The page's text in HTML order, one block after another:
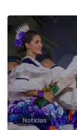
Noticias